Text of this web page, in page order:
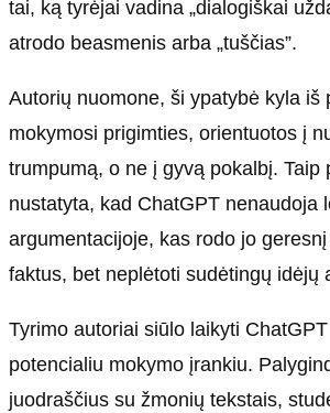
tai, ką tyrėjai vadina „dialogiškai
atrodo beasmenis arba „tuščias”.
Autorių nuomone, ši ypatybė kyla iš
mokymosi prigimties, orientuotos į
trumpumą, o ne į gyvą pokalbį. Taip
nustatyta, kad ChatGPT nenaudoja
argumentacijoje, kas rodo jo
faktus, bet neplėtoti sudėtingų idėjų
Tyrimo autoriai siūlo laikyti
potencialiu mokymo įrankiu.
juodraščius su žmonių tekstais,